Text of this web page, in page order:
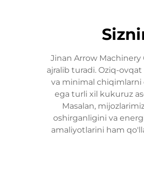
Jinan Arrow
ajralib turadi. Oziq-
va minimal chiqimlarni
ega turli xil kukuruz
Masalan,
oshirganligini va
amaliyotlarini ham